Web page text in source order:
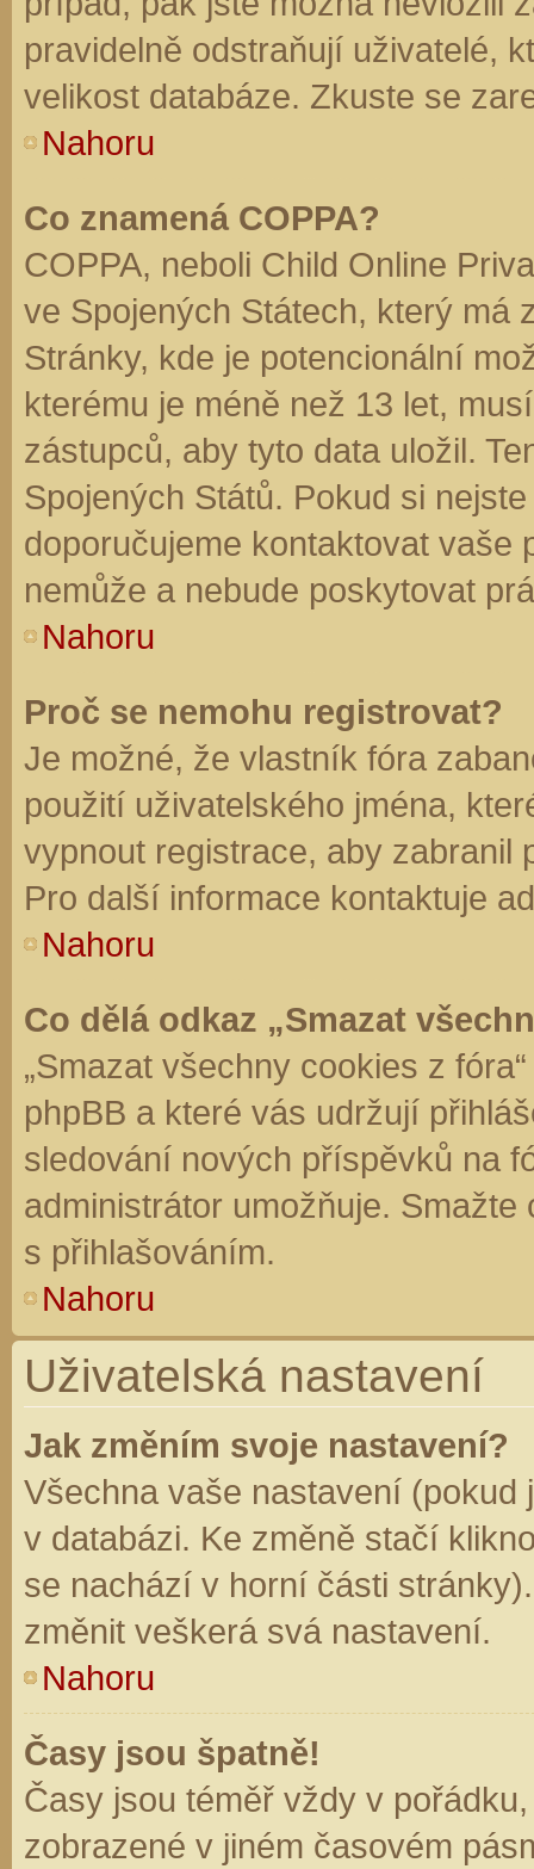
pravidelně odstraňují uživatelé,
velikost databáze. Zkuste se
Nahoru
Co znamená COPPA?
COPPA, neboli Child Online
ve Spojených Státech, který má
Stránky, kde je potencionální
kterému je méně než 13 let,
zástupců, aby tyto data uložil.
Spojených Států. Pokud si
doporučujeme kontaktovat vaše
nemůže a nebude poskytovat
Nahoru
Proč se nemohu registrovat?
Je možné, že vlastník fóra
použití uživatelského jména,
vypnout registrace, aby zabranil
Pro další informace kontaktuje
Nahoru
Co dělá odkaz „Smazat
„Smazat všechny cookies z
phpBB a které vás udržují
sledování nových příspěvků na
administrátor umožňuje.
s přihlašováním.
Nahoru
Uživatelská nastavení
Jak změním svoje nastavení?
Všechna vaše nastavení (pokud
v databázi. Ke změně stačí
se nachází v horní části
změnit veškerá svá nastavení.
Nahoru
Časy jsou špatně!
Časy jsou téměř vždy v
zobrazené v jiném časovém